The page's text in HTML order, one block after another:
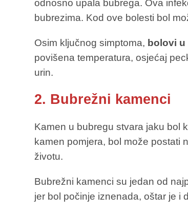
odnosno upala bubrega. Ova
bubrezima. Kod ove bolesti bol
Osim ključnog simptoma, bolovi
povišena temperatura, osjećaj
urin.
2. Bubrežni kamenci
Kamen u bubregu stvara jaku bol
kamen pomjera, bol može postati
životu.
Bubrežni kamenci su jedan od
jer bol počinje iznenada, oštar je i